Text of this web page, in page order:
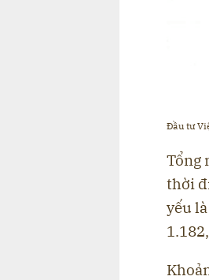
Đầu tư
Tổng
thời
yếu